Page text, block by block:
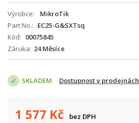
Výrobce
MikroTik
Part No.
EC25-G&SXTsq
Kód
00075845
Záruka 24 Měsíce
SKLADEM Dostupnost v prodejnách
1 577 Kč
bez DPH